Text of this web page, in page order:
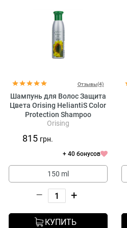
Отзывы(4)
Шампунь для Волос Защита
Цвета Orising HeliantiS Color
Protection Shampoo
Orising
815 грн.
+ 40 бонусов
150 ml
– +
КУПИТЬ